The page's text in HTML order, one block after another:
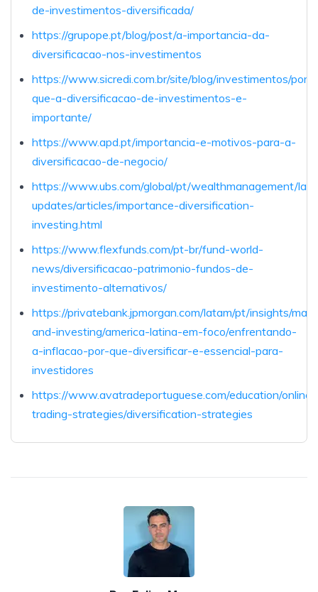
de-investimentos-diversificada/
https://grupope.pt/blog/post/a-importancia-da-
diversificacao-nos-investimentos
https://www.sicredi.com.br/site/blog/investimentos/por-
que-a-diversificacao-de-investimentos-e-
importante/
https://www.apd.pt/importancia-e-motivos-para-a-
diversificacao-de-negocio/
https://www.ubs.com/global/pt/wealthmanagement/
updates/articles/importance-diversification-
investing.html
https://www.flexfunds.com/pt-br/fund-world-
news/diversificacao-patrimonio-fundos-de-
investimento-alternativos/
https://privatebank.jpmorgan.com/latam/pt/insights/
and-investing/america-latina-em-foco/enfrentando-
a-inflacao-por-que-diversificar-e-essencial-para-
investidores
https://www.avatradeportuguese.com/education/online-
trading-strategies/diversification-strategies